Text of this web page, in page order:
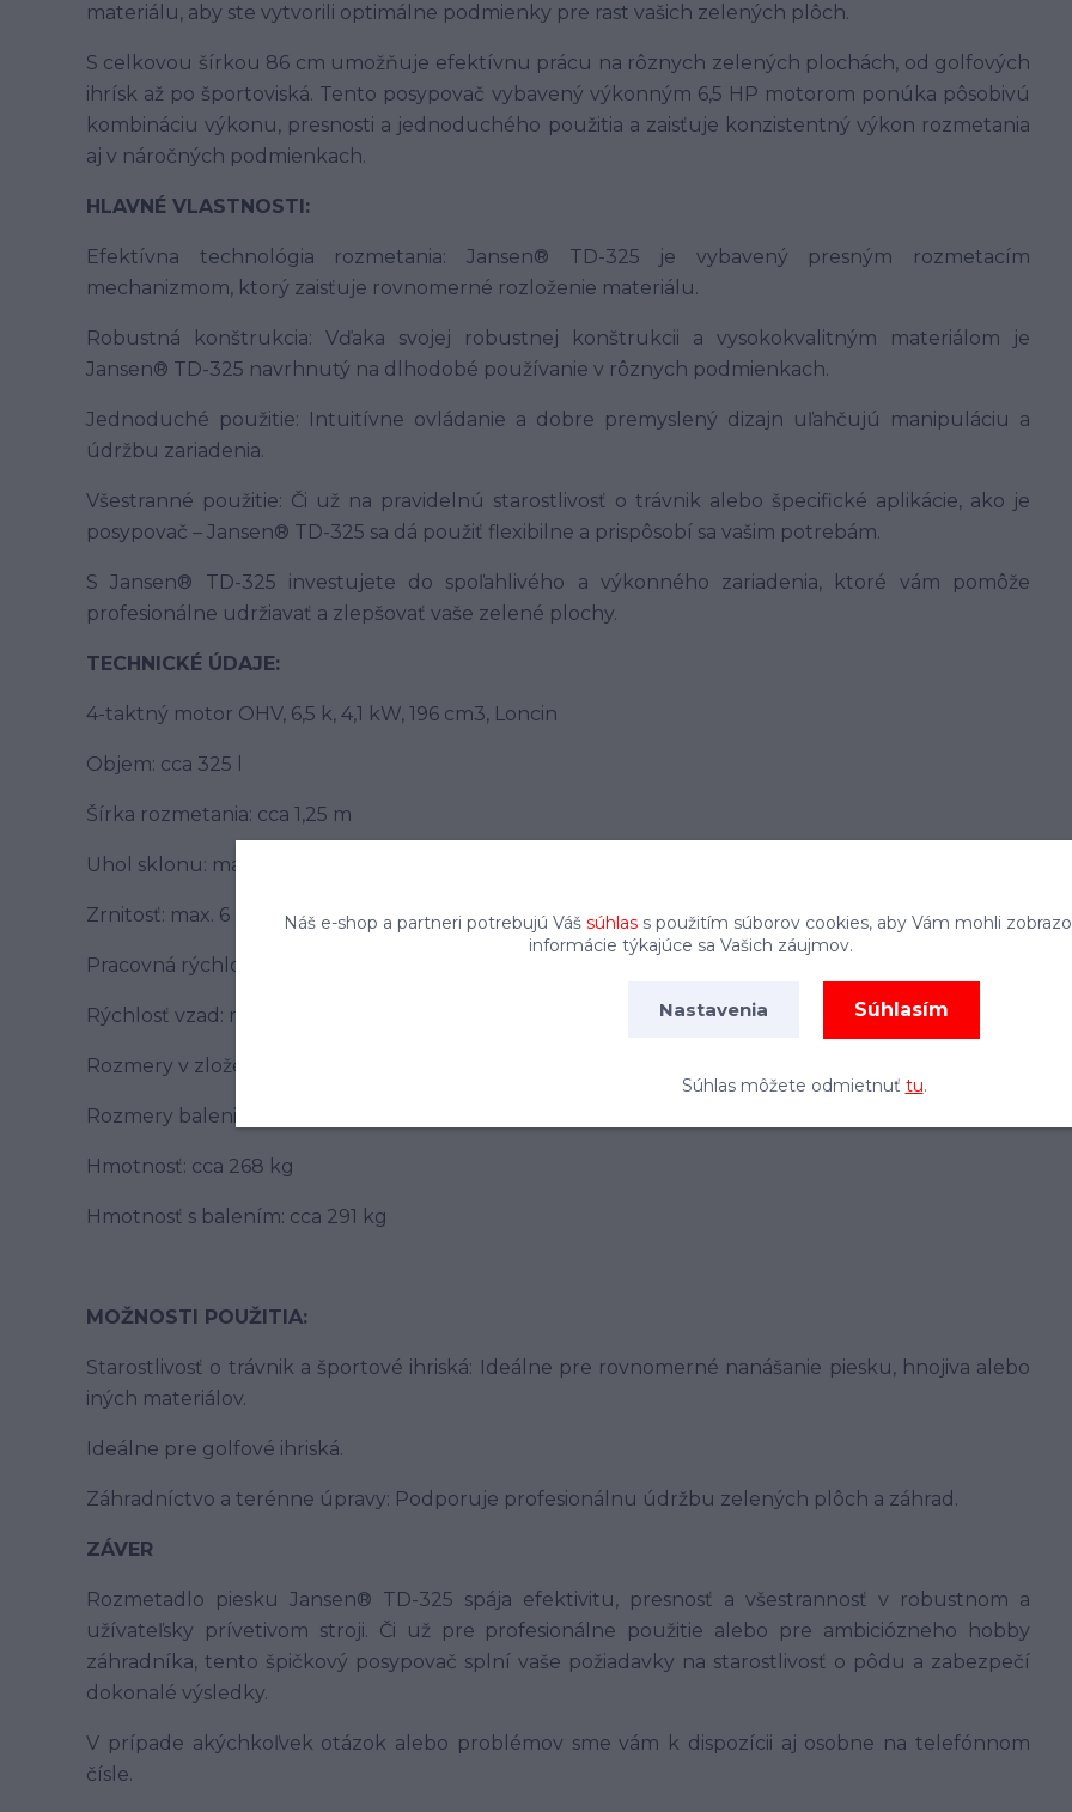
materiálu, aby ste vytvorili optimálne podmienky pre rast vašich zelených plôch.
S celkovou šírkou 86 cm umožňuje efektívnu prácu na rôznych zelených plochách, od golfových
ihrísk až po športoviská. Tento posypovač vybavený výkonným 6,5 HP motorom ponúka pôsobivú
kombináciu výkonu, presnosti a jednoduchého použitia a zaisťuje konzistentný výkon rozmetania
aj v náročných podmienkach.
HLAVNÉ VLASTNOSTI:
Efektívna technológia rozmetania: Jansen® TD-325 je vybavený presným rozmetacím
mechanizmom, ktorý zaisťuje rovnomerné rozloženie materiálu.
Robustná konštrukcia: Vďaka svojej robustnej konštrukcii a vysokokvalitným materiálom je
Jansen® TD-325 navrhnutý na dlhodobé používanie v rôznych podmienkach.
Jednoduché použitie: Intuitívne ovládanie a dobre premyslený dizajn uľahčujú manipuláciu a
údržbu zariadenia.
Všestranné použitie: Či už na pravidelnú starostlivosť o trávnik alebo špecifické aplikácie, ako je
posypovač – Jansen® TD-325 sa dá použiť flexibilne a prispôsobí sa vašim potrebám.
S Jansen® TD-325 investujete do spoľahlivého a výkonného zariadenia, ktoré vám pomôže
profesionálne udržiavať a zlepšovať vaše zelené plochy.
TECHNICKÉ ÚDAJE:
4-taktný motor OHV, 6,5 k, 4,1 kW, 196 cm3, Loncin
Objem: cca 325 l
Šírka rozmetania: cca 1,25 m
Uhol sklonu: max. 25°
Zrnitosť: max. 6 mm
Pracovná rýchlosť: max. 6 km/h
Rýchlosť vzad: max. 2 km/h (pri cúvaní nieje možné rozmetanie)
Rozmery v zloženom stave: 230x86x112 cm (DxŠxV)
Rozmery balenia: 235x92x122 cm (DxŠxV)
Hmotnosť: cca 268 kg
Hmotnosť s balením: cca 291 kg
MOŽNOSTI POUŽITIA:
Starostlivosť o trávnik a športové ihriská: Ideálne pre rovnomerné nanášanie piesku, hnojiva alebo
iných materiálov.
Ideálne pre golfové ihriská.
Záhradníctvo a terénne úpravy: Podporuje profesionálnu údržbu zelených plôch a záhrad.
ZÁVER
Rozmetadlo piesku Jansen® TD-325 spája efektivitu, presnosť a všestrannosť v robustnom a
užívateľsky prívetivom stroji. Či už pre profesionálne použitie alebo pre ambiciózneho hobby
záhradníka, tento špičkový posypovač splní vaše požiadavky na starostlivosť o pôdu a zabezpečí
dokonalé výsledky.
V prípade akýchkoľvek otázok alebo problémov sme vám k dispozícii aj osobne na telefónnom
čísle.
Náš e-shop a partneri potrebujú Váš súhlass použitím súborov cookies, aby Vám mohli
informácie týkajúce sa Vašich záujmov.
Nastavenia Súhlasím
Súhlas môžete odmietnuť tu.